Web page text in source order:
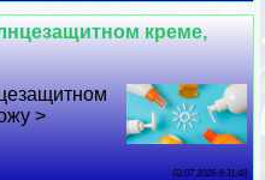
креме,
>
03 07 2026 9:31:48